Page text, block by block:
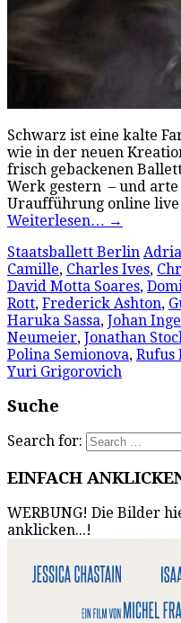
Schwarz ist eine kalte
wie in der neuen
frisch gebackenen
Werk gestern – und
Uraufführung online
Weiterlesen… →
Staatsballett Berlin
Camille, Charles Ives,
David Motta Soares,
Rott, Frederick Ashton,
Haruka Sassa, Johan
Neumeier, Jonathan
Polina Semionova, Rufus
Yuri Grigorovich
Suche
Search for:
EINFACH
WERBUNG! Die Bilder
anklicken...!